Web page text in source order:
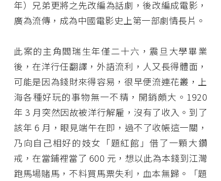
年）兄弟更將之先改編為話劇，後改編成電影，
廣為流傳，成為中國電影史上第一部劇情長片。
此案的主角閻瑞生年僅二十六，震旦大學畢業
後，在洋行任翻譯，外語流利，人又長得體面，
可能是因為錢財來得容易，很早便流連花叢，上
海各種好玩的事物無一不精，開銷頗大。1920
年 3 月突然因故被洋行解雇，沒有了收入。到了
該年 6 月，眼見端午在即，過不了收帳這一關，
乃向自己相好的妓女「題紅館」借了一顆大鑽
戒，在當鋪裡當了 600 元，想以此為本錢到江灣
跑馬場賭馬，不料買馬票失利，血本無歸。「題